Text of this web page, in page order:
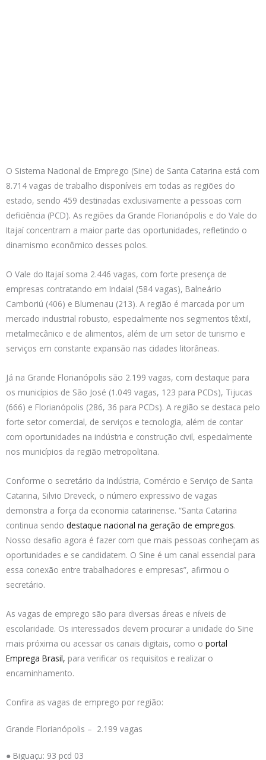
O Sistema Nacional de Emprego (Sine) de Santa Catarina está com
8.714 vagas de trabalho disponíveis em todas as regiões do
estado, sendo 459 destinadas exclusivamente a pessoas com
deficiência (PCD). As regiões da Grande Florianópolis e do Vale do
Itajaí concentram a maior parte das oportunidades, refletindo o
dinamismo econômico desses polos.
O Vale do Itajaí soma 2.446 vagas, com forte presença de
empresas contratando em Indaial (584 vagas), Balneário
Camboriú (406) e Blumenau (213). A região é marcada por um
mercado industrial robusto, especialmente nos segmentos têxtil,
metalmecânico e de alimentos, além de um setor de turismo e
serviços em constante expansão nas cidades litorâneas.
Já na Grande Florianópolis são 2.199 vagas, com destaque para
os municípios de São José (1.049 vagas, 123 para PCDs), Tijucas
(666) e Florianópolis (286, 36 para PCDs). A região se destaca pelo
forte setor comercial, de serviços e tecnologia, além de contar
com oportunidades na indústria e construção civil, especialmente
nos municípios da região metropolitana.
Conforme o secretário da Indústria, Comércio e Serviço de Santa
Catarina, Silvio Dreveck, o número expressivo de vagas
demonstra a força da economia catarinense. “Santa Catarina
continua sendo destaque nacional na geração de empregos.
Nosso desafio agora é fazer com que mais pessoas conheçam as
oportunidades e se candidatem. O Sine é um canal essencial para
essa conexão entre trabalhadores e empresas”, afirmou o
secretário.
As vagas de emprego são para diversas áreas e níveis de
escolaridade. Os interessados devem procurar a unidade do Sine
mais próxima ou acessar os canais digitais, como o portal
Emprega Brasil, para verificar os requisitos e realizar o
encaminhamento.
Confira as vagas de emprego por região:
Grande Florianópolis – 2.199 vagas
● Biguaçu: 93 pcd 03